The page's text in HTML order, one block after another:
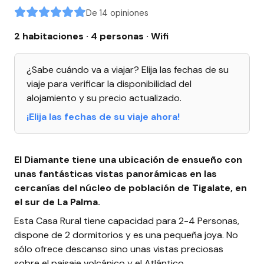
De 14 opiniones
2 habitaciones · 4 personas · Wifi
¿Sabe cuándo va a viajar? Elija las fechas de su
viaje para verificar la disponibilidad del
alojamiento y su precio actualizado.
¡Elija las fechas de su viaje ahora!
El Diamante tiene una ubicación de ensueño con
unas fantásticas vistas panorámicas en las
cercanías del núcleo de población de Tigalate, en
el sur de La Palma.
Esta Casa Rural tiene capacidad para 2-4 Personas,
dispone de 2 dormitorios y es una pequeña joya. No
sólo ofrece descanso sino unas vistas preciosas